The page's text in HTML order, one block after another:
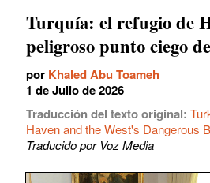
Turquía: el refugio de
peligroso punto ciego
por Khaled Abu Toameh
1 de Julio de 2026
Traducción del texto original:
Haven and the West's Dangerous
Traducido por Voz Media